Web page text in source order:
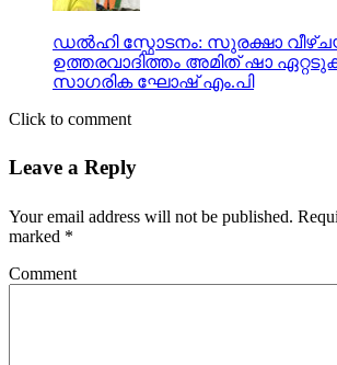
ഡൽഹി സ്ഫോടനം: സുരക്ഷാ
ഉത്തരവാദിത്തം അമിത് ഷാ
സാഗരിക ഘോഷ് എം.പി
Click to comment
Leave a Reply
Your email address will not be published.
marked *
Comment